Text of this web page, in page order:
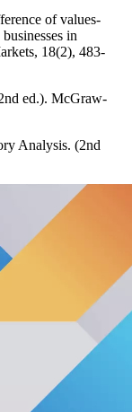
of values-
in
18(2), 483-
ed.). McGraw-
Analysis. (2nd